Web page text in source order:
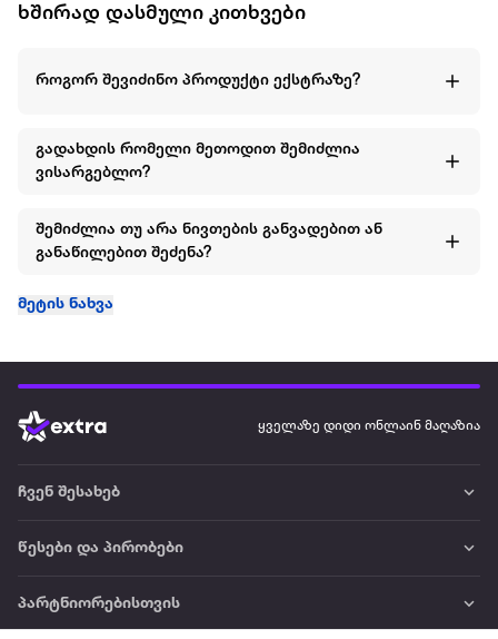
ხშირად დასმული კითხვები
როგორ შევიძინო პროდუქტი ექსტრაზე?
გადახდის რომელი მეთოდით შემიძლია
ვისარგებლო?
შემიძლია თუ არა ნივთების განვადებით ან
განაწილებით შეძენა?
მეტის ნახვა
ყველაზე დიდი ონლაინ მაღაზია
ჩვენ შესახებ
წესები და პირობები
პარტნიორებისთვის